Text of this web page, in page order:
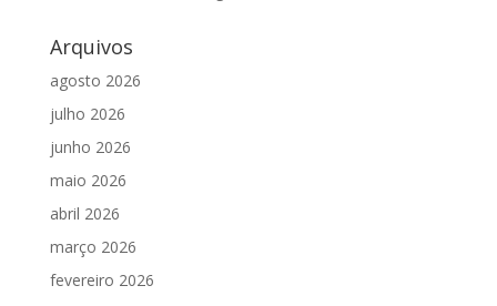
Arquivos
agosto 2026
julho 2026
junho 2026
maio 2026
abril 2026
março 2026
fevereiro 2026